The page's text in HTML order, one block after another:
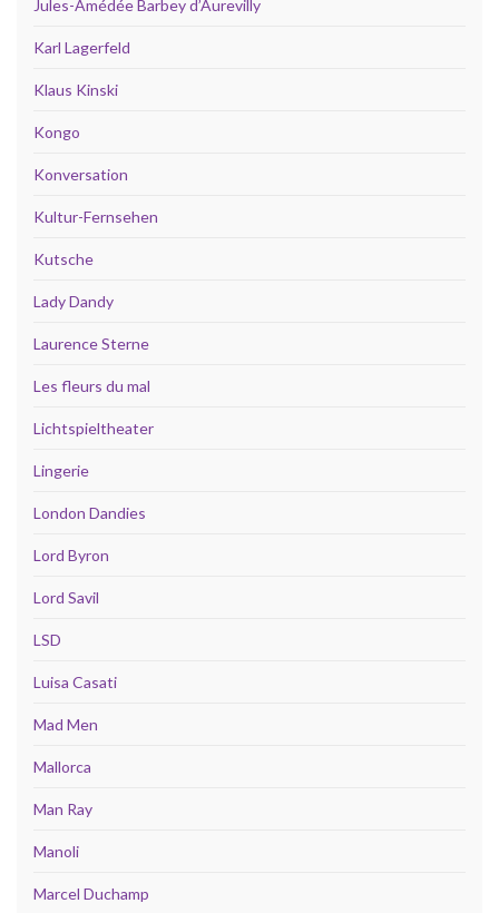
Jules-Amédée Barbey d’Aurevilly
Karl Lagerfeld
Klaus Kinski
Kongo
Konversation
Kultur-Fernsehen
Kutsche
Lady Dandy
Laurence Sterne
Les fleurs du mal
Lichtspieltheater
Lingerie
London Dandies
Lord Byron
Lord Savil
LSD
Luisa Casati
Mad Men
Mallorca
Man Ray
Manoli
Marcel Duchamp